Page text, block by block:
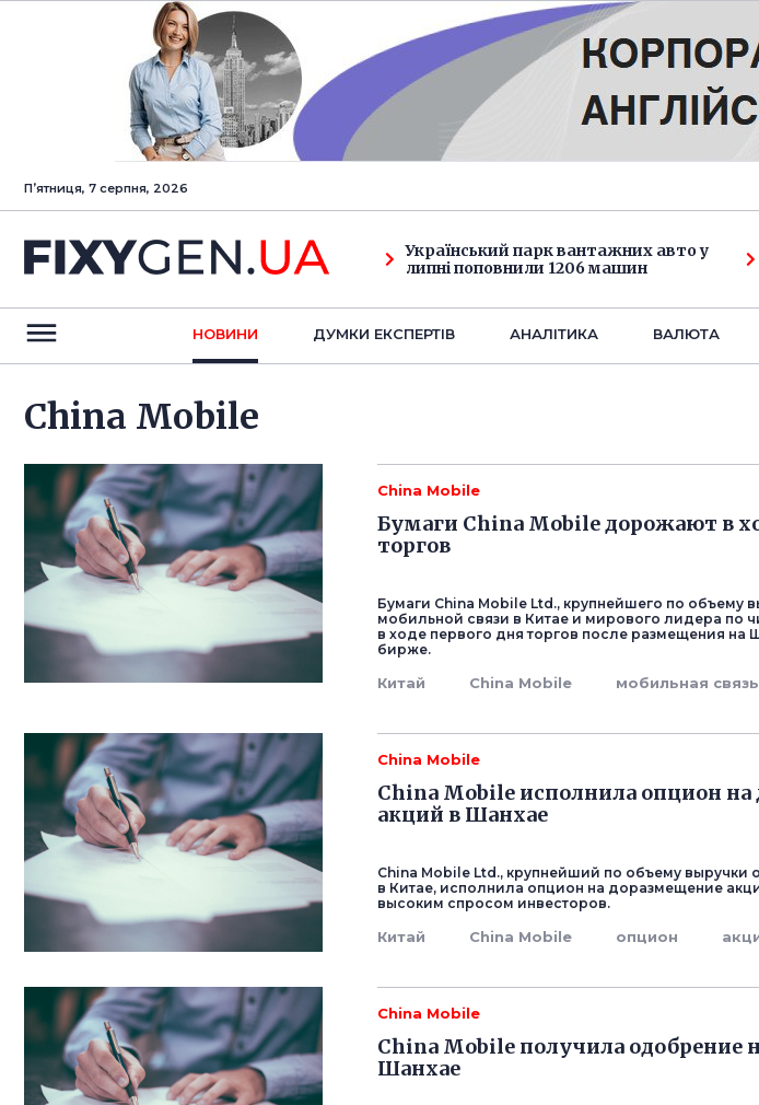
Пʼятниця, 7 серпня, 2026
Український парк вантажних авто у
липні поповнили 1206 машин
НОВИНИ ДУМКИ ЕКСПЕРТIВ АНАЛIТИКА ВАЛЮТА
China Mobile
China Mobile
Бумаги China Mobile дорожают в
торгов
Бумаги China Mobile Ltd., крупнейшего по объему
мобильной связи в Китае и мирового лидера по
в ходе первого дня торгов после размещения
бирже.
Китай China Mobile мобильная связь
China Mobile
China Mobile исполнила опцион
акций в Шанхае
China Mobile Ltd., крупнейший по объему выручки
в Китае, исполнила опцион на доразмещение
высоким спросом инвесторов.
Китай China Mobile опцион
China Mobile
China Mobile получила одобрение
Шанхае